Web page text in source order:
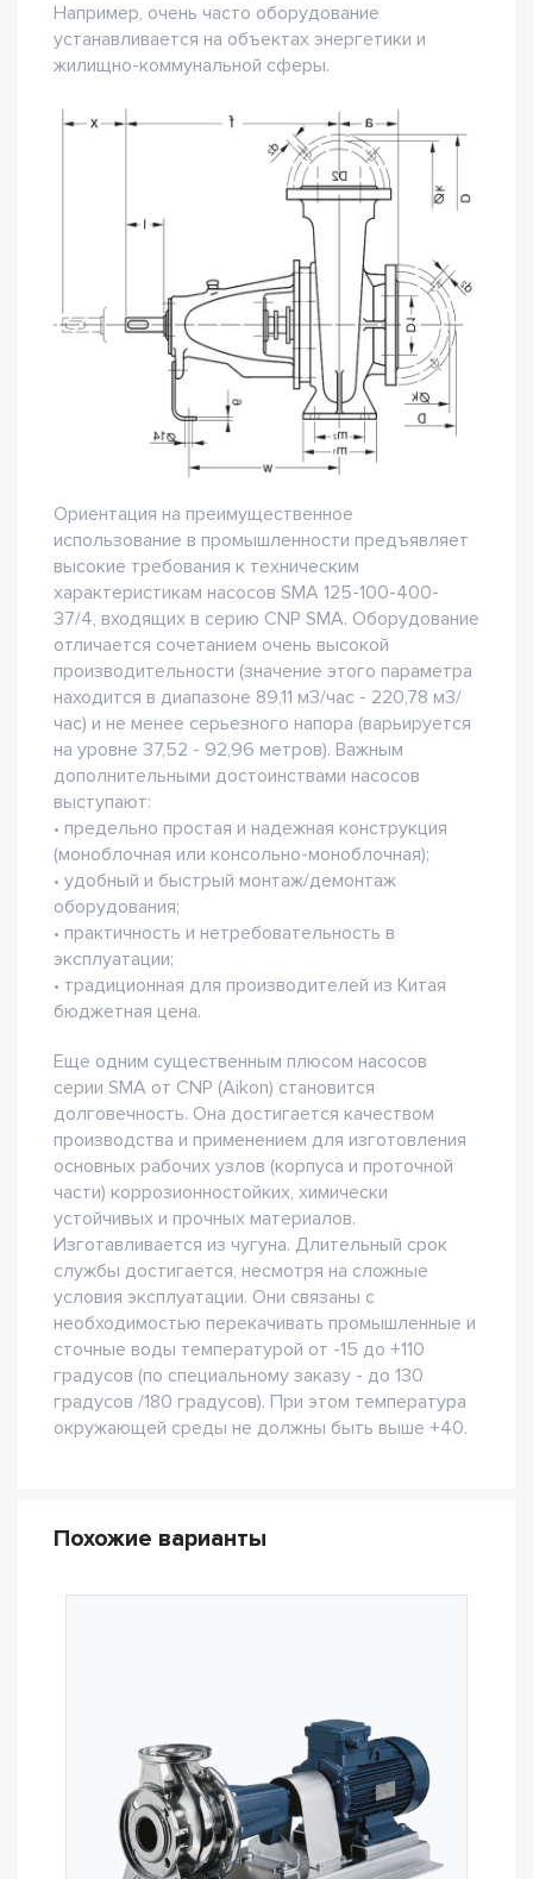
Например, очень часто оборудование
устанавливается на объектах энергетики и
жилищно-коммунальной сферы.
Ориентация на преимущественное
использование в промышленности предъявляет
высокие требования к техническим
характеристикам насосов SMA 125-100-400-
37/4, входящих в серию CNP SMA. Оборудование
отличается сочетанием очень высокой
производительности (значение этого параметра
находится в диапазоне 89,11 м3/час - 220,78 м3/
час) и не менее серьезного напора (варьируется
на уровне 37,52 - 92,96 метров). Важным
дополнительными достоинствами насосов
выступают:
• предельно простая и надежная конструкция
(моноблочная или консольно-моноблочная);
• удобный и быстрый монтаж/демонтаж
оборудования;
• практичность и нетребовательность в
эксплуатации;
• традиционная для производителей из Китая
бюджетная цена.
Еще одним существенным плюсом насосов
серии SMA от CNP (Aikon) становится
долговечность. Она достигается качеством
производства и применением для изготовления
основных рабочих узлов (корпуса и проточной
части) коррозионностойких, химически
устойчивых и прочных материалов.
Изготавливается из чугуна. Длительный срок
службы достигается, несмотря на сложные
условия эксплуатации. Они связаны с
необходимостью перекачивать промышленные и
сточные воды температурой от -15 до +110
градусов (по специальному заказу - до 130
градусов /180 градусов). При этом температура
окружающей среды не должны быть выше +40.
Похожие варианты